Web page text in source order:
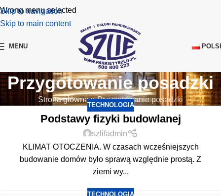
Skip to navigation
Skip to main content
Wrong menu selected
MENU
Przygotowanie posadzki
Strona główna»Przygotowanie posadzki
TECHNOLOGIA
Podstawy fizyki budowlanej
szlifadmin
KLIMAT OTOCZENIA. W czasach wcześniejszych
budowanie domów było sprawą względnie prostą. Z
ziemi wy...
TECHNOLOGIA